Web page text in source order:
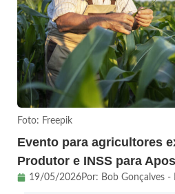
Foto: Freepik
Evento para agricultores
Produtor e INSS para
19/05/2026Por: Bob Gonçalves -